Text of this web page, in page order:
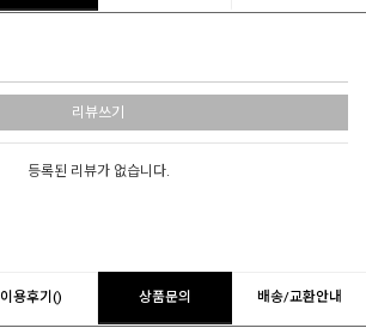
리뷰쓰기
등록된 리뷰가 없습니다.
이용후기() 상품문의 배송/교환안내